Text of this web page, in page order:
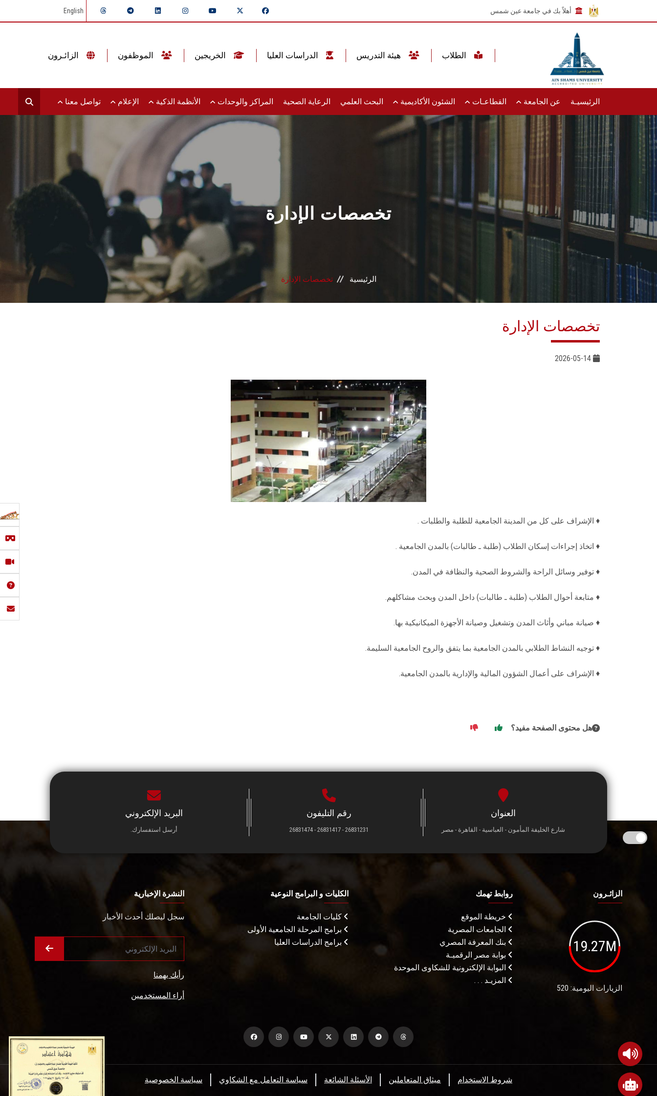
أهلاً بك في جامعة عين شمس English
الرئيسيـة عن الجامعة القطاعـات الشئون الأكاديمية البحث العلمي الرعاية الصحية المراكز والوحدات الأنظمة الذكية الإعلام تواصل معنا
تخصصات الإدارة
الرئيسية تخصصات الإدارة
تخصصات الإدارة
♦ الإشراف على كل من المدينة الجامعية للطلبة والطلبات .
♦ اتخاذ إجراءات إسكان الطلاب (طلبة ـ طالبات) بالمدن الجامعية .
♦ توفير وسائل الراحة والشروط الصحية والنظافة في المدن.
♦ متابعة أحوال الطلاب (طلبة ـ طالبات) داخل المدن وبحث مشاكلهم.
♦ صيانة مباني وأثاث المدن وتشغيل وصيانة الأجهزة الميكانيكية بها.
♦ توجيه النشاط الطلابي بالمدن الجامعية بما يتفق والروح الجامعية السليمة.
♦ الإشراف على أعمال الشؤون المالية والإدارية بالمدن الجامعية.
هل محتوى الصفحة مفيد؟
العنوان
شارع الخليفة المأمون - العباسية - القاهرة - مصر
رقم التليفون
26831231 - 26831417 - 26831474
البريد الإلكتروني
أرسل استفسارك.
الزائـرون
19.27M
الزيارات اليومية: 520
روابط تهمك
خريطة الموقع
الجامعات المصرية
بنك المعرفة المصري
بوابة مصر الرقميـة
البوابة الإلكترونية للشكاوى الموحدة
المزيـد . . .
الكليات و البرامج النوعية
كليات الجامعة
برامج المرحلة الجامعية الأولى
برامج الدراسات العليا
النشرة الإخبارية
سجل ليصلك أحدث الأخبار
رأيك يهمنا
أراء المستخدمين
سياسة الخصوصية سياسة التعامل مع الشكاوي الأسئلة الشائعة ميثاق المتعاملين شروط الاستخدام